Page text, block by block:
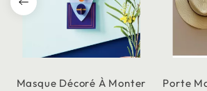
Masque Décoré À Monter
Porte